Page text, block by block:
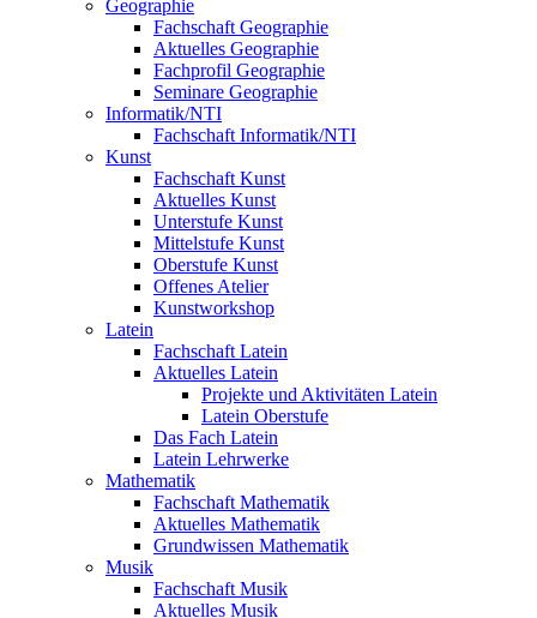
Geographie
Fachschaft Geographie
Aktuelles Geographie
Fachprofil Geographie
Seminare Geographie
Informatik/NTI
Fachschaft Informatik/NTI
Kunst
Fachschaft Kunst
Aktuelles Kunst
Unterstufe Kunst
Mittelstufe Kunst
Oberstufe Kunst
Offenes Atelier
Kunstworkshop
Latein
Fachschaft Latein
Aktuelles Latein
Projekte und Aktivitäten Latein
Latein Oberstufe
Das Fach Latein
Latein Lehrwerke
Mathematik
Fachschaft Mathematik
Aktuelles Mathematik
Grundwissen Mathematik
Musik
Fachschaft Musik
Aktuelles Musik